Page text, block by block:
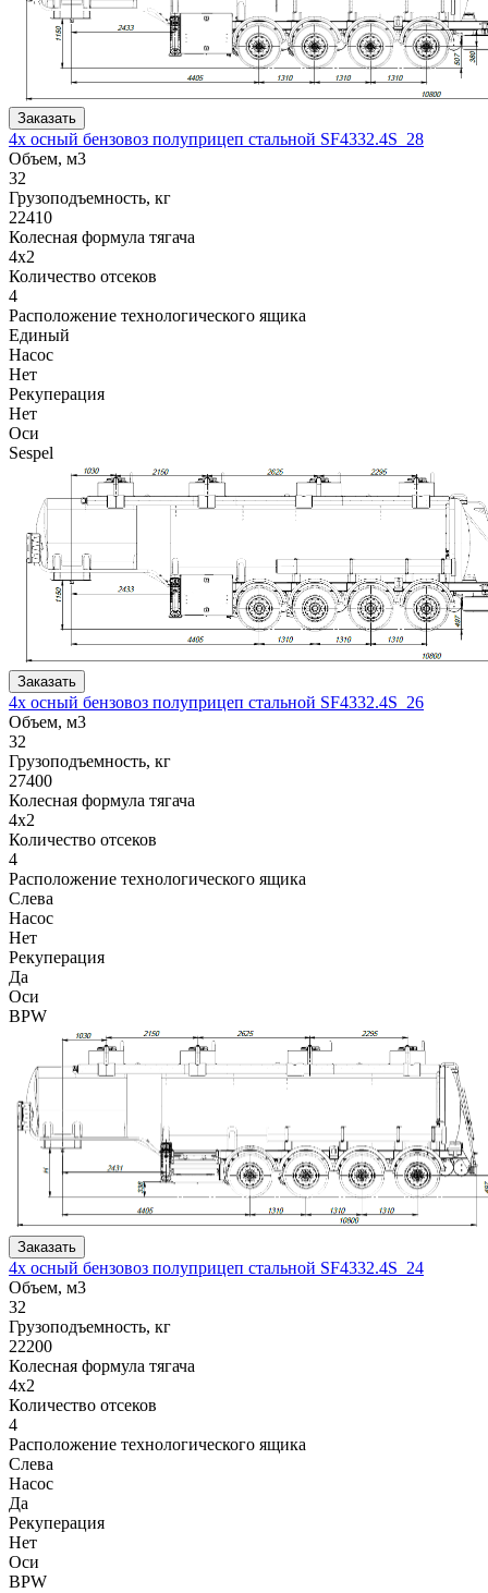
Заказать
4х осный бензовоз полуприцеп стальной SF4332.4S_28
Объем, м3
32
Грузоподъемность, кг
22410
Колесная формула тягача
4x2
Количество отсеков
4
Расположение технологического ящика
Единый
Насос
Нет
Рекуперация
Нет
Оси
Sespel
Заказать
4х осный бензовоз полуприцеп стальной SF4332.4S_26
Объем, м3
32
Грузоподъемность, кг
27400
Колесная формула тягача
4x2
Количество отсеков
4
Расположение технологического ящика
Слева
Насос
Нет
Рекуперация
Да
Оси
BPW
Заказать
4х осный бензовоз полуприцеп стальной SF4332.4S_24
Объем, м3
32
Грузоподъемность, кг
22200
Колесная формула тягача
4x2
Количество отсеков
4
Расположение технологического ящика
Слева
Насос
Да
Рекуперация
Нет
Оси
BPW